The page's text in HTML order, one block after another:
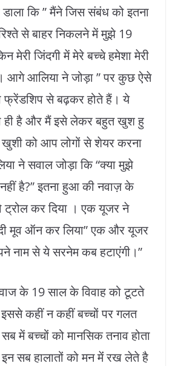
कि ” मैंने जिस संबंध को इतना
से बाहर निकलने में मुझे 19
मेरी जिंदगी में मेरे बच्चे हमेशा मेरी
आगे आलिया ने जोड़ा ” पर कुछ ऐसे
फ्रेंडशिप से बढ़कर होते हैं। ये
ही है और मैं इसे लेकर बहुत खुश हु
को आप लोगों से शेयर करना
ने सवाल जोड़ा कि “क्या मुझे
है?” इतना हुआ की नवाज़ के
कर दिया । एक यूजर ने
मूव ऑन कर लिया” एक और यूजर
नाम से ये सरनेम कब हटाएंगी।”
के 19 साल के विवाह को टूटते
कहीं न कहीं बच्चों पर गलत
में बच्चों को मानसिक तनाव होता
सब हालातों को मन मेंं रख लेते है